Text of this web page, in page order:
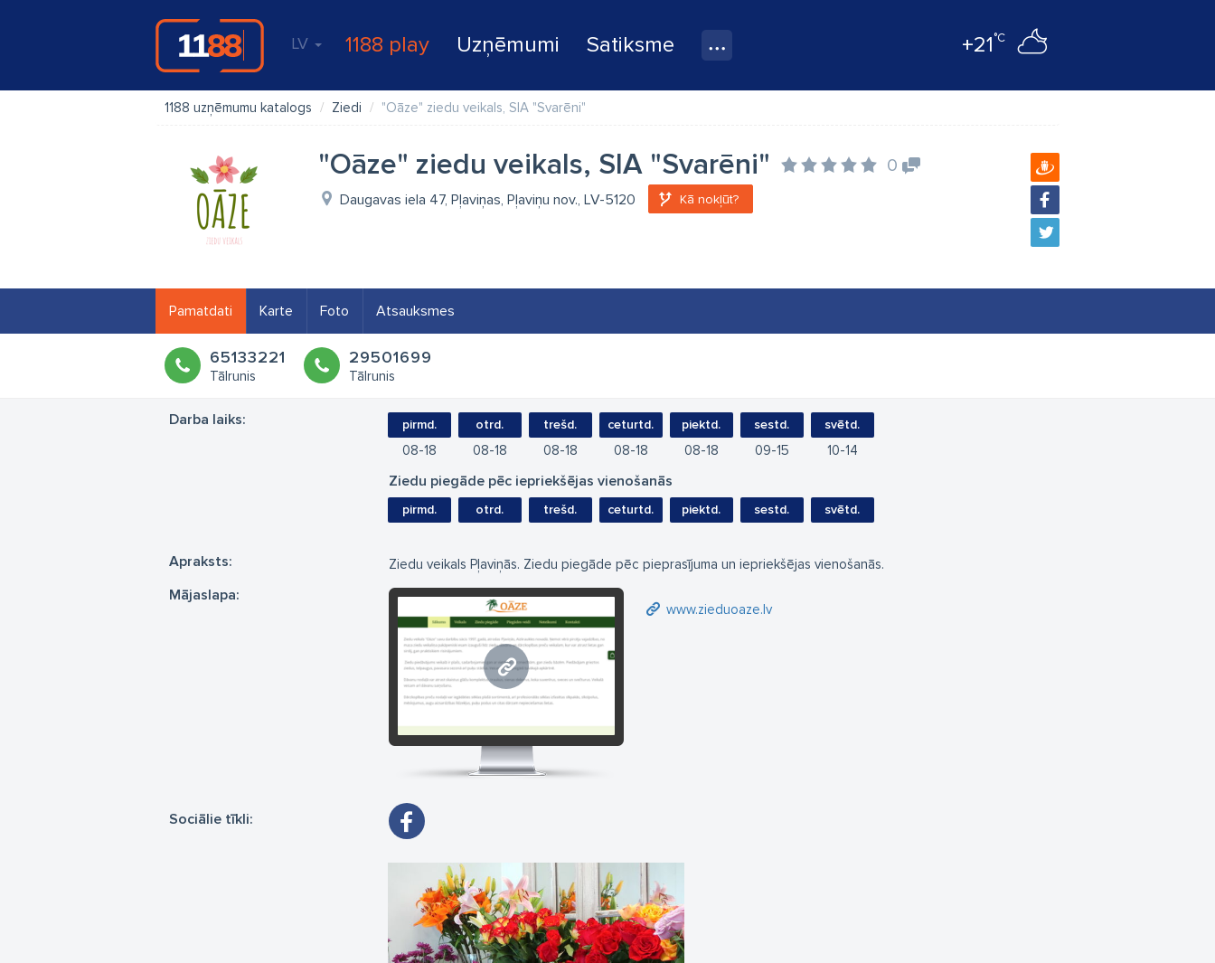
LV 1188 play Uzņēmumi Satiksme +21°C
1188 uzņēmumu katalogs Ziedi "Oāze" ziedu veikals, SIA "Svarēni"
"Oāze" ziedu veikals, SIA "Svarēni" 0
Daugavas iela 47, Pļaviņas, Pļaviņu nov., LV-5120 Kā nokļūt?
Pamatdati Karte Foto Atsauksmes
65133221
Tālrunis
29501699
Tālrunis
Darba laiks: pirmd.
08 18
otrd.
08 18
trešd.
08 18
ceturtd.
08 18
piektd.
08 18
sestd.
09 15
svētd.
10 14
Ziedu piegāde pēc iepriekšējas vienošanās
pirmd. otrd. trešd. ceturtd. piektd. sestd. svētd.
Apraksts: Ziedu veikals Pļaviņās. Ziedu piegāde pēc pieprasījuma un iepriekšējas vienošanās.
Mājaslapa:
www.zieduoaze.lv
www.zieduoaze.lv
Sociālie tīkli: